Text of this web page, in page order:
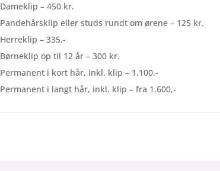
Dameklip – 450 kr.
Pandehårsklip eller studs rundt om ørene – 125 kr.
Herreklip – 335,-
Børneklip op til 12 år – 300 kr.
Permanent i kort hår, inkl. klip – 1.100,-
Permanent i langt hår, inkl. klip – fra 1.600,-